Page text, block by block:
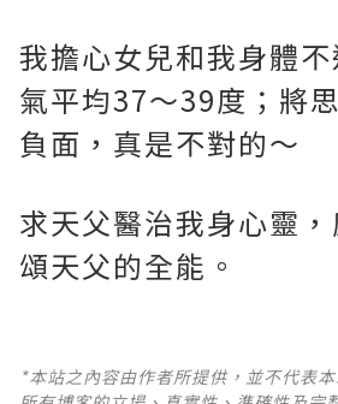
我擔心女兒和我身體
氣平均37～39度；將
負面，真是不對的～
求天父醫治我身心靈
頌天父的全能。
*本站之內容由作者所提供，並不代表